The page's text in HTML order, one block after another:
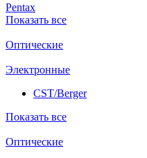
Pentax
Показать все
Оптические
Электронные
CST/Berger
Показать все
Оптические